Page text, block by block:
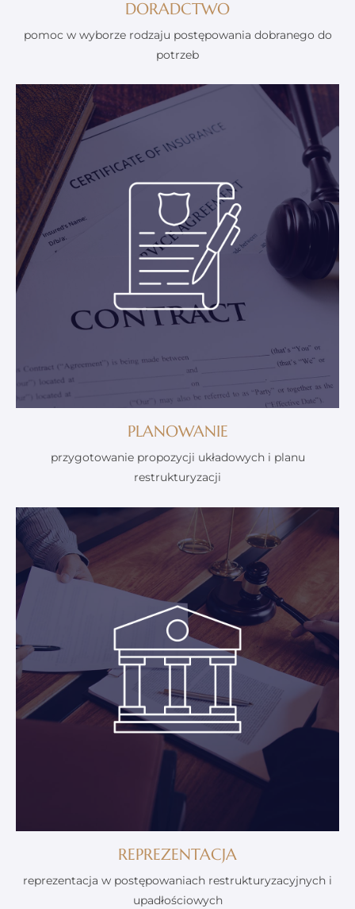
DORADCTWO
pomoc w wyborze rodzaju postępowania dobranego do
potrzeb
PLANOWANIE
przygotowanie propozycji układowych i planu
restrukturyzacji
REPREZENTACJA
reprezentacja w postępowaniach restrukturyzacyjnych i
upadłościowych